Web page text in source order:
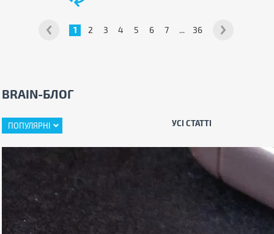
1 2 3 4 5 6 7 ... 36
BRAIN-БЛОГ
ПОПУЛЯРНІ УСІ СТАТТІ